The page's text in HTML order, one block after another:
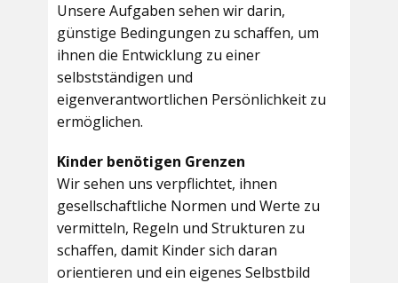
Unsere Aufgaben sehen wir darin,
günstige Bedingungen zu schaffen, um
ihnen die Entwicklung zu einer
selbstständigen und
eigenverantwortlichen Persönlichkeit zu
ermöglichen.
Kinder benötigen Grenzen
Wir sehen uns verpflichtet, ihnen
gesellschaftliche Normen und Werte zu
vermitteln, Regeln und Strukturen zu
schaffen, damit Kinder sich daran
orientieren und ein eigenes Selbstbild